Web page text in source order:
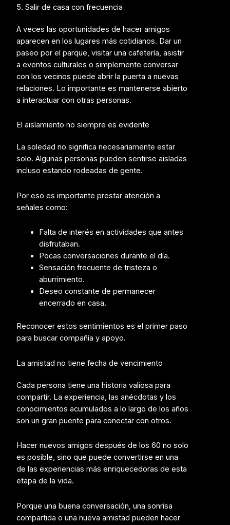
5. Salir de casa con frecuencia
A veces las oportunidades de hacer amigos
aparecen en los lugares más cotidianos. Dar un
paseo por el parque, visitar una cafetería, asistir
a eventos culturales o simplemente conversar
con los vecinos puede abrir la puerta a nuevas
relaciones. Lo importante es mantenerse abierto
a interactuar con otras personas.
El aislamiento no siempre es evidente
La soledad no significa necesariamente estar
solo. Algunas personas pueden sentirse aisladas
incluso estando rodeadas de gente.
Por eso es importante prestar atención a
señales como:
Falta de interés en actividades que antes
disfrutaban.
Pocas conversaciones durante el día.
Sensación frecuente de tristeza o
aburrimiento.
Deseo constante de permanecer
encerrado en casa.
Reconocer estos sentimientos es el primer paso
para buscar compañía y apoyo.
La amistad no tiene fecha de vencimiento
Cada persona tiene una historia valiosa para
compartir. La experiencia, las anécdotas y los
conocimientos acumulados a lo largo de los años
son un gran puente para conectar con otros.
Hacer nuevos amigos después de los 60 no solo
es posible, sino que puede convertirse en una
de las experiencias más enriquecedoras de esta
etapa de la vida.
Porque una buena conversación, una sonrisa
compartida o una nueva amistad pueden hacer